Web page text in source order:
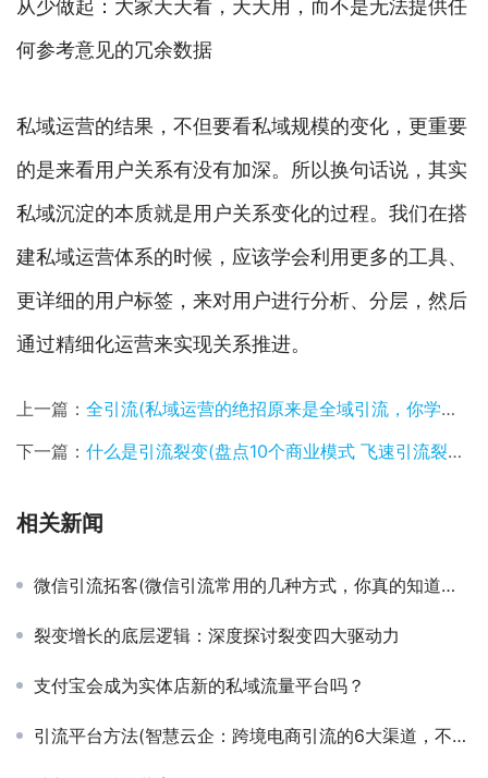
从少做起：大家天天看，天天用，而不是无法提供任
何参考意见的冗余数据
私域运营的结果，不但要看私域规模的变化，更重要
的是来看用户关系有没有加深。所以换句话说，其实
私域沉淀的本质就是用户关系变化的过程。我们在搭
建私域运营体系的时候，应该学会利用更多的工具、
更详细的用户标签，来对用户进行分析、分层，然后
通过精细化运营来实现关系推进。
上一篇： 全引流(私域运营的绝招原来是全域引流，你学会了吗？)
下一篇： 什么是引流裂变(盘点10个商业模式 飞速引流裂变 适用于各行业)
相关新闻
微信引流拓客(微信引流常用的几种方式，你真的知道吗？)
裂变增长的底层逻辑：深度探讨裂变四大驱动力
支付宝会成为实体店新的私域流量平台吗？
引流平台方法(智慧云企：跨境电商引流的6大渠道，不可错过的社交平台)